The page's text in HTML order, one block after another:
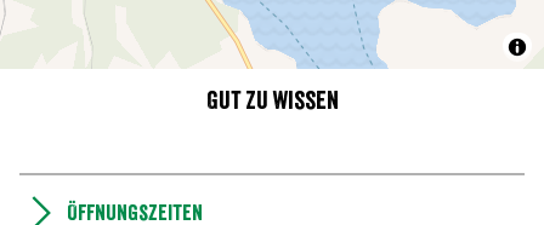
Gut zu wissen
Öffnungszeiten